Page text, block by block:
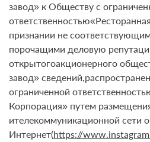
завод» к Обществу с
признании не
порочащими деловую
открытогоакционерного
завод»
ограниченной
Корпорация» путем
ителекоммуникационной сети
Интернет(https://